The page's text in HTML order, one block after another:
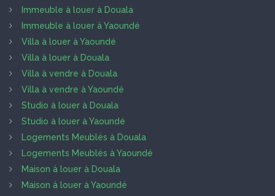
Immeuble à louer à Douala
Immeuble à louer à Yaoundé
Villa à louer à Yaoundé
Villa à louer à Douala
Villa à vendre à Douala
Villa à vendre à Yaoundé
Studio à louer à Douala
Studio à louer à Yaoundé
Logements Meublés à Douala
Logements Meublés à Yaoundé
Maison à louer à Douala
Maison à louer à Yaoundé